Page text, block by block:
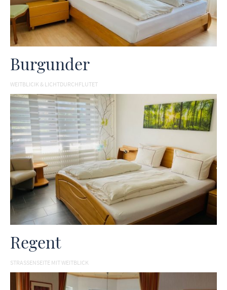
Burgunder
WEITBLICIK & LICHTDURCHFLUTET
Regent
STRASSENSEITE MIT WEITBLICK